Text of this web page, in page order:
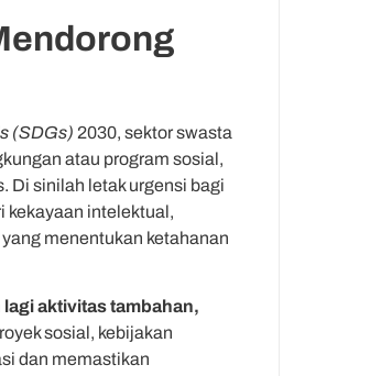
(SDGs) 2030, sektor swasta
atau program sosial,
Di sinilah letak urgensi bagi
kekayaan intelektual,
menentukan ketahanan
aktivitas tambahan,
sosial, kebijakan
dan memastikan